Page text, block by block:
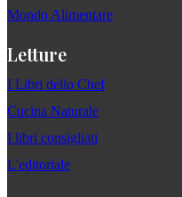
Mondo Alimentare
Letture
I Libri dello Chef
Cucina Naturale
I libri consigliati
L'editoriale